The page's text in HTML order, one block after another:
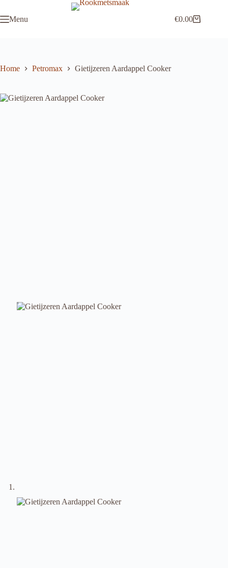
de Menu Winkelwagen
€0.00
Home Petromax Gietijzeren Aardappel Cooker